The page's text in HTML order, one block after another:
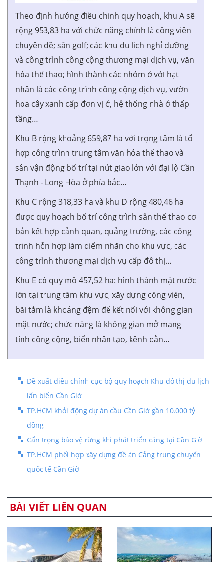
Theo định hướng điều chỉnh quy hoạch, khu A sẽ
rộng 953,83 ha với chức năng chính là công viên
chuyên đề; sân golf; các khu du lịch nghỉ dưỡng
và công trình công cộng thương mại dịch vụ, văn
hóa thể thao; hình thành các nhóm ở với hạt
nhân là các công trình công cộng dịch vụ, vườn
hoa cây xanh cấp đơn vị ở, hệ thống nhà ở thấp
tầng…
Khu B rộng khoảng 659,87 ha với trọng tâm là tổ
hợp công trình trung tâm văn hóa thể thao và
sân vận động bố trí tại nút giao lớn với đại lộ Cần
Thạnh - Long Hòa ở phía bắc…
Khu C rộng 318,33 ha và khu D rộng 480,46 ha
được quy hoạch bố trí công trình sân thể thao cơ
bản kết hợp cảnh quan, quảng trường, các công
trình hỗn hợp làm điểm nhấn cho khu vực, các
công trình thương mại dịch vụ cấp đô thị…
Khu E có quy mô 457,52 ha: hình thành mặt nước
lớn tại trung tâm khu vực, xây dựng công viên,
bãi tắm là khoảng đệm để kết nối với không gian
mặt nước; chức năng là không gian mở mang
tính công cộng, biển nhân tạo, kênh dẫn…
Đề xuất điều chỉnh cục bộ quy hoạch Khu đô thị du lịch
lấn biển Cần Giờ
TP.HCM khởi động dự án cầu Cần Giờ gần 10.000 tỷ
đồng
Cẩn trọng bảo vệ rừng khi phát triển cảng tại Cần Giờ
TP.HCM phối hợp xây dựng đề án Cảng trung chuyển
quốc tế Cần Giờ
BÀI VIẾT LIÊN QUAN